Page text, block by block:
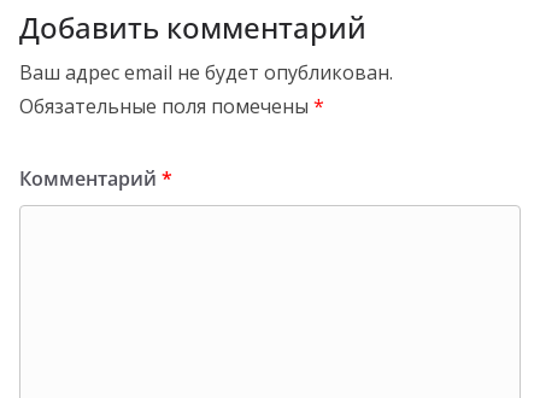
Добавить комментарий
Ваш адрес email не будет опубликован.
Обязательные поля помечены *
Комментарий *